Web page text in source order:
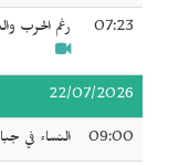
07:23 رغم الحرب
22/07/2026
09:00 النساء في